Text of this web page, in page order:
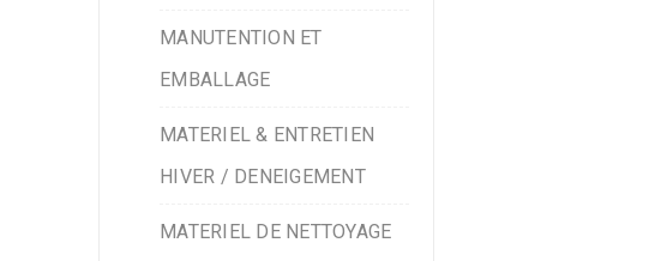
MANUTENTION ET
EMBALLAGE
MATERIEL & ENTRETIEN
HIVER / DENEIGEMENT
MATERIEL DE NETTOYAGE